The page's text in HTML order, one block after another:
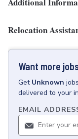
Relocation
Want more
Get Unknown jobs
delivered to your
EMAIL